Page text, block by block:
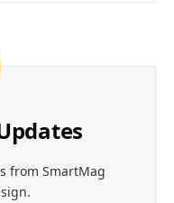
from SmartMag